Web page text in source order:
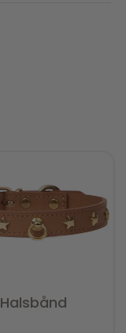
Halsbånd